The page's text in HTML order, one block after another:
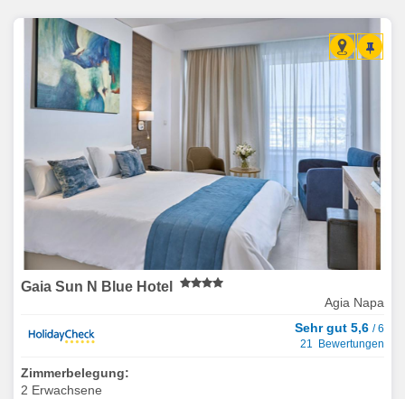
Gaia Sun N Blue Hotel
Agia Napa
Sehr gut 5,6 / 6
21 Bewertungen
Zimmerbelegung:
2 Erwachsene